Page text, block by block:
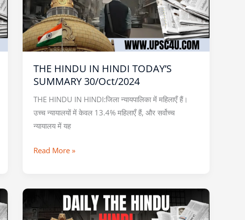
THE HINDU IN HINDI TODAY’S
SUMMARY 30/Oct/2024
THE HINDU IN HINDI:जिला न्यायपालिका में महिलाएँ हैं।
उच्च न्यायालयों में केवल 13.4% महिलाएँ हैं, और सर्वोच्च
न्यायालय में यह
TODAY’S
SUMMARY
30/Oct/2024
Read More »
HINDU